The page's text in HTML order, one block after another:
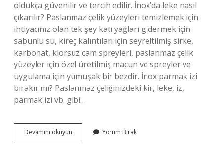
oldukça güvenilir ve tercih edilir. İnox’da leke nasıl
çıkarılır? Paslanmaz çelik yüzeyleri temizlemek için
ihtiyacınız olan tek şey katı yağları gidermek için
sabunlu su, kireç kalıntıları için seyreltilmiş sirke,
karbonat, klorsuz cam spreyleri, paslanmaz çelik
yüzeyler için özel üretilmiş macun ve spreyler ve
uygulama için yumuşak bir bezdir. İnox parmak izi
bırakır mı? Paslanmaz çeliğinizdeki kir, leke, iz,
parmak izi vb. gibi…
Devamını okuyun
Leke
Yorum Bırak